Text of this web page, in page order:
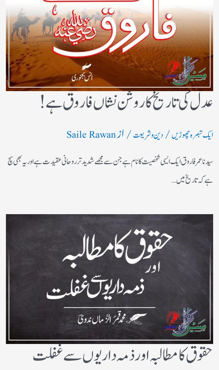
عدل کی تاریخ کا روشن نشاں فاروق ہے!
ایک تبصرہ چھوڑیں/دین و شریعت/ ازSaile Rawan
سیدنا عمر فاروق ایک ایسی شخصیت کا نام ہے جن سے مجھے شدید تر روحانی عقیدت ہے اور یہ بھی سچ
ہے کہ تاریخ میں…
حقوق کا مطالبہ اور ذمہ داریوں سے غفلت